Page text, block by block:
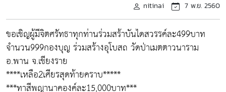
nitinai 7 พ.ย. 2560
ขอเชิญผู้มีจิตศรัทธาทุกท่านร่วมสร้าบันไดสวรรค์ละ499บาท
จำนวน999กองบุญ ร่วมสร้างอุโบสถ วัดป่าเมตตาวนาราม
อ.พาน จ.เชียงราย
****เหลือ2เศียรสุดท้ายคราบ*****
***ทาสีพญานาคองค์ละ15,000บาท***